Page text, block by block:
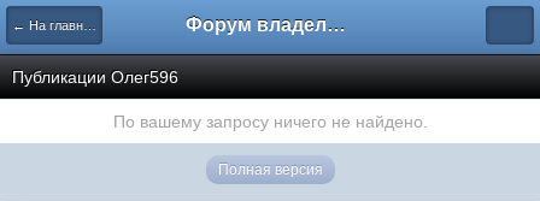
← На главную Форум владельцев интернет-магазинов
Публикации Олег596
По вашему запросу ничего не найдено.
Полная версия